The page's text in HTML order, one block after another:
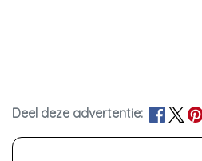
Deel deze advertentie: